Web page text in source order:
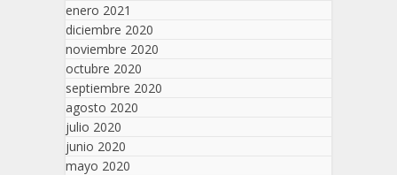
enero 2021
diciembre 2020
noviembre 2020
octubre 2020
septiembre 2020
agosto 2020
julio 2020
junio 2020
mayo 2020